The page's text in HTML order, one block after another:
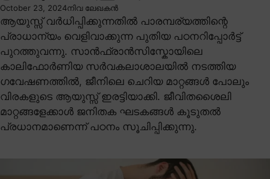
October 23, 2024നിവ ലേഖകൻ
ആയുസ്സ് വർധിപ്പിക്കുന്നതിൽ പാരമ്പര്യത്തിന്റെ
പ്രാധാന്യം വെളിവാക്കുന്ന പുതിയ പഠനറിപ്പോർട്ട്
പുറത്തുവന്നു. സാൻഫ്രാൻസിസ്കോയിലെ
കാലിഫോർണിയ സർവകലാശാലയിൽ നടത്തിയ
ഗവേഷണത്തിൽ, ജീനിലെ ചെറിയ മാറ്റങ്ങൾ പോലും
വിരകളുടെ ആയുസ്സ് ഇരട്ടിയാക്കി. ജീവിതശൈലി
മാറ്റങ്ങളേക്കാൾ ജനിതക ഘടകങ്ങൾ കൂടുതൽ
പ്രധാനമാണെന്ന് പഠനം സൂചിപ്പിക്കുന്നു.